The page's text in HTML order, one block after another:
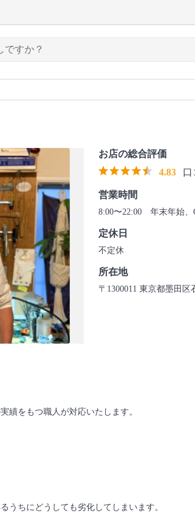
お店の総合評価
4.83
口
営業時間
8:00〜22:00 年末年始、
定休日
不定休
所在地
〒1300011 東京都墨田区
績をもつ職人が対応いたします。
うちにどうしても劣化してしまいます。